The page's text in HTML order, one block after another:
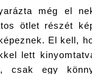
még el
ötlet részét
El kell,
lett
csak egy